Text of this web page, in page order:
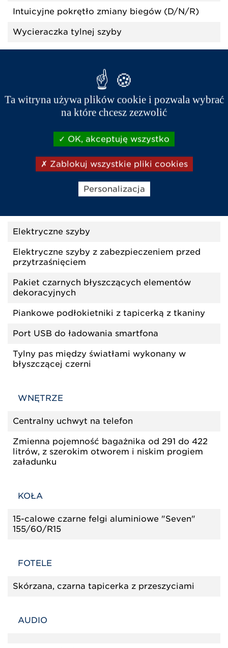
Intuicyjne pokrętło zmiany biegów (D/N/R)
Wycieraczka tylnej szyby
przy prędkości 5 km/h
Boczne kratki w zderzakach
Elektryczne szyby
Elektryczne szyby z zabezpieczeniem przed
przytrzaśnięciem
Pakiet czarnych błyszczących elementów
dekoracyjnych
Piankowe podłokietniki z tapicerką z tkaniny
Port USB do ładowania smartfona
Tylny pas między światłami wykonany w
błyszczącej czerni
WNĘTRZE
Centralny uchwyt na telefon
Zmienna pojemność bagażnika od 291 do 422
litrów, z szerokim otworem i niskim progiem
załadunku
KOŁA
15-calowe czarne felgi aluminiowe "Seven"
155/60/R15
FOTELE
Skórzana, czarna tapicerka z przeszyciami
AUDIO
Ta witryna używa plików cookie i pozwala wybrać
na które chcesz zezwolić
OK, akceptuję wszystko
Zablokuj wszystkie pliki cookies
Personalizacja